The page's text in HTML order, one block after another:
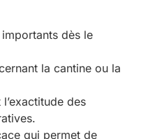
dès le
la cantine ou la
des
qui permet de